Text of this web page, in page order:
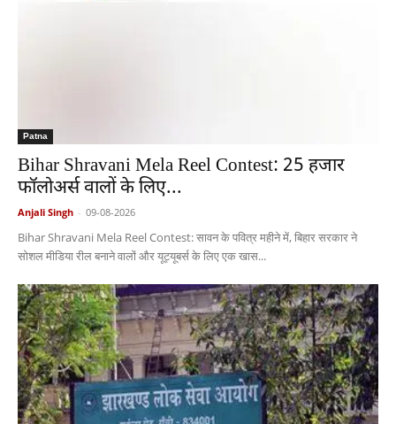
Patna
Bihar Shravani Mela Reel Contest: 25 हजार
फॉलोअर्स वालों के लिए...
Anjali Singh - 09-08-2026
Bihar Shravani Mela Reel Contest: सावन के पवित्र महीने में, बिहार सरकार ने
सोशल मीडिया रील बनाने वालों और यूट्यूबर्स के लिए एक खास...